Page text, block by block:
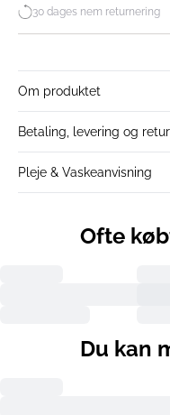
30 dages nem returnering
Om produktet
Betaling, levering og
Pleje & Vaskeanvisning
Ofte
Du kan